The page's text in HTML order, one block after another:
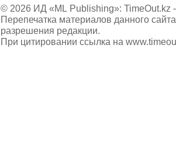
© 2026 ИД «ML Publishing»: TimeOut.kz
Перепечатка материалов данного
разрешения редакции.
При цитировании ссылка на